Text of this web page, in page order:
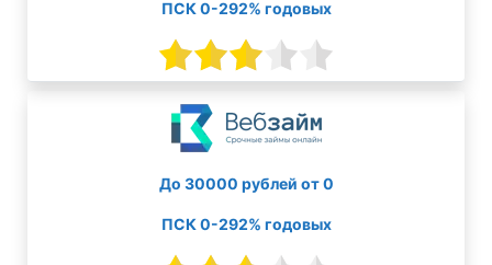
ПСК 0-292% годовых
До 30000 рублей от 0
ПСК 0-292% годовых